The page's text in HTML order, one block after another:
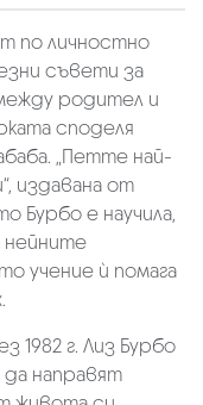
по личностно
съвети за
родител и
споделя
„Петте най-
издавана от
Бурбо е научила,
нейните
учение ѝ помага
1982 г. Лиз Бурбо
да направят